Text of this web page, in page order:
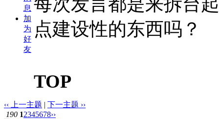
息
加
为
好
友
点建设性的东西吗？
TOP
‹‹ 上一主题 | 下一主题 ››
190 12345678››